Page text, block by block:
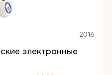
2016
электронные